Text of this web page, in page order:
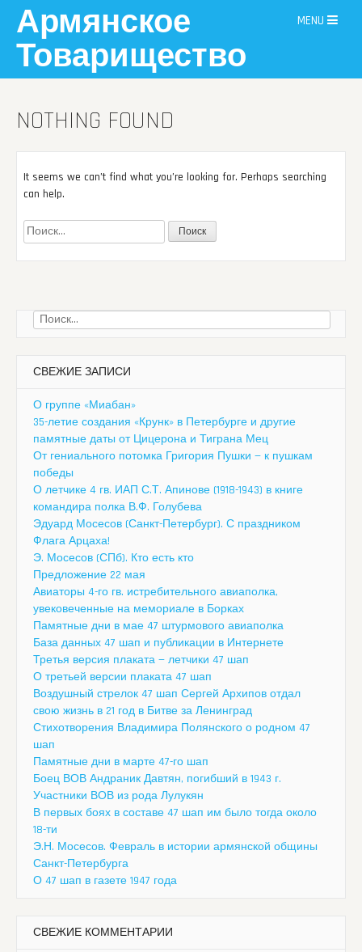
content
Армянское
Товарищество
MENU
NOTHING FOUND
It seems we can’t find what you’re looking for. Perhaps searching
can help.
Найти:
Найти:
СВЕЖИЕ ЗАПИСИ
О группе «Миабан»
35-летие создания «Крунк» в Петербурге и другие
памятные даты от Цицерона и Тиграна Мец
От гениального потомка Григория Пушки — к пушкам
победы
О летчике 4 гв. ИАП С.Т. Апинове (1918-1943) в книге
командира полка В.Ф. Голубева
Эдуард Мосесов (Санкт-Петербург). С праздником
Флага Арцаха!
Э. Мосесов (СПб). Кто есть кто
Предложение 22 мая
Авиаторы 4-го гв. истребительного авиаполка,
увековеченные на мемориале в Борках
Памятные дни в мае 47 штурмового авиаполка
База данных 47 шап и публикации в Интернете
Третья версия плаката — летчики 47 шап
О третьей версии плаката 47 шап
Воздушный стрелок 47 шап Сергей Архипов отдал
свою жизнь в 21 год в Битве за Ленинград
Стихотворения Владимира Полянского о родном 47
шап
Памятные дни в марте 47-го шап
Боец ВОВ Андраник Давтян, погибший в 1943 г.
Участники ВОВ из рода Лулукян
В первых боях в составе 47 шап им было тогда около
18-ти
Э.Н. Мосесов. Февраль в истории армянской общины
Санкт-Петербурга
О 47 шап в газете 1947 года
СВЕЖИЕ КОММЕНТАРИИ